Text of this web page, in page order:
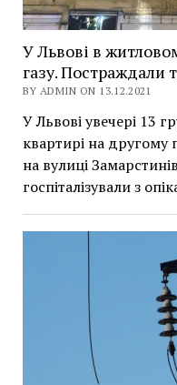
У Львові в
газу. Постраждали
BY ADMIN ON 13.12.2021
У Львові увечері 13
квартирі на другому
на вулиці
госпіталізували з